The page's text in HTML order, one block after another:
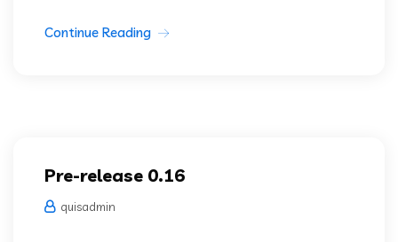
Continue Reading
Pre-release 0.16
quisadmin